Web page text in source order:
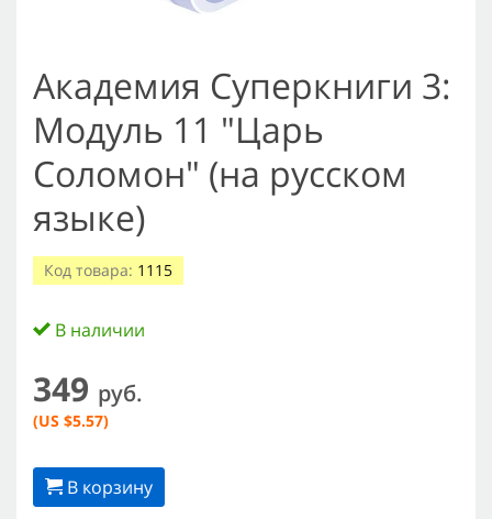
Академия Суперкниги 3:
Модуль 11 "Царь
Соломон" (на русском
языке)
Код товара: 1115
В наличии
349 руб.
(US $5.57)
В корзину